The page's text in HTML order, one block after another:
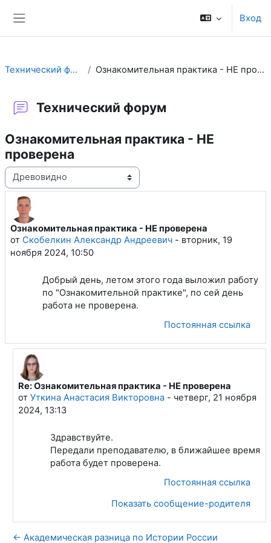
Вход
Технический форум Ознакомительная практика - НЕ проверена
Технический форум
Ознакомительная практика - НЕ
проверена
Режим отображения
Ознакомительная практика - НЕ проверена
от Скобелкин Александр Андреевич - вторник, 19
ноября 2024, 10:50
Количество ответов: 1
Добрый день, летом этого года выложил работу
по "Ознакомительной практике", по сей день
работа не проверена.
Постоянная ссылка
В ответ на Скобелкин Александр Андреевич
Re: Ознакомительная практика - НЕ проверена
от Уткина Анастасия Викторовна- четверг, 21 ноября
2024, 13:13
Здравствуйте.
Передали преподавателю, в ближайшее время
работа будет проверена.
Постоянная ссылка
Показать сообщение-родителя
← Академическая разница по Истории России